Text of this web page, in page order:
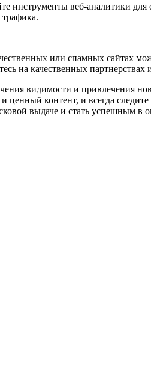
инструменты веб-аналитики для
или спамных сайтах
на качественных партнерствах
видимости и привлечения
контент, и всегда
выдаче и стать успешным в